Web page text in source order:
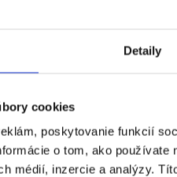
Detaily
cookies
poskytovanie funkcií
o tom, ako používate
médií, inzercie a analýzy.